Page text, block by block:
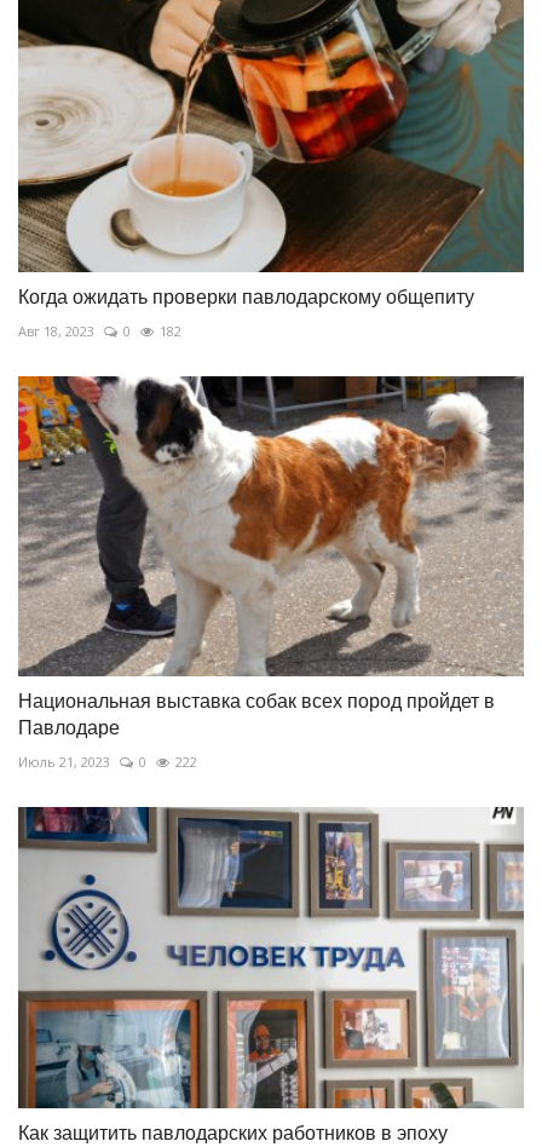
Когда ожидать проверки павлодарскому общепиту
Авг 18, 2023 0 182
Национальная выставка собак всех пород пройдет в
Павлодаре
Июль 21, 2023 0 222
Как защитить павлодарских работников в эпоху